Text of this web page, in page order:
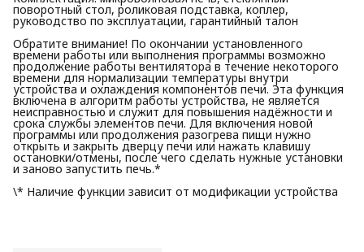
поворотный стол, роликовая подставка, коплер,
руководство по эксплуатации, гарантийный талон
Обратите внимание! По окончании установленного
времени работы или выполнения программы возможно
продолжение работы вентилятора в течение некоторого
времени для нормализации температуры внутри
устройства и охлаждения компонентов печи. Эта функция
включена в алгоритм работы устройства, не является
неисправностью и служит для повышения надёжности и
срока службы элементов печи. Для включения новой
программы или продолжения разогрева пищи нужно
открыть и закрыть дверцу печи или нажать клавишу
остановки/отмены, после чего сделать нужные установки
и заново запустить печь.*
\* Наличие функции зависит от модификации устройства